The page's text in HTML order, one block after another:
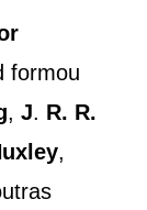
formou
, J. R. R.
,